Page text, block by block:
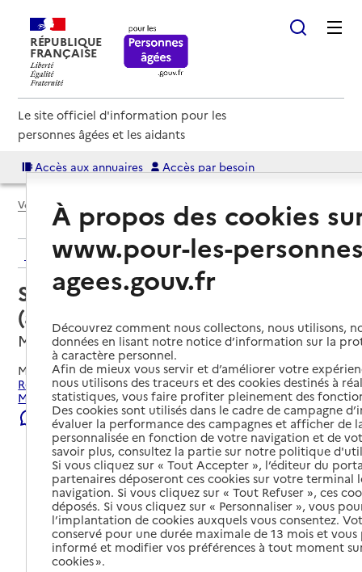
RÉPUBLIQUE
FRANÇAISE
Le site officiel d'information pour les
personnes âgées et les aidants
Accès aux annuaires Accès par besoin
Voir le fil d’Ariane
Retour aux résultats de l'annuaire
Service autonomie à domicile
(aide) – ADMR
Muntzenheim, HAUT-RHIN
Mis à jour le02/08/2026
Rechercher les établissements et services autour de
Muntzenheim.
Signaler une erreur
À propos des cookies
www.pour-les-
agees.gouv.fr
Découvrez comment nous collectons, nous utilisons,
données en lisant notre notice d’information sur la
à caractère personnel.
Afin de mieux vous servir et d’améliorer votre
nous utilisons des traceurs et des cookies destinés à
statistiques, vous faire profiter pleinement des
Des cookies sont utilisés dans le cadre de campagne
évaluer la performance des campagnes et afficher de
personnalisée en fonction de votre navigation et de
savoir plus, consultez la partie sur notre politique
Si vous cliquez sur « Tout Accepter », l’éditeur du
partenaires déposeront ces cookies sur votre terminal
navigation. Si vous cliquez sur « Tout Refuser », ces
déposés. Si vous cliquez sur « Personnaliser », vous
l’implantation de cookies auxquels vous consentez.
conservé pour une durée maximale de 13 mois et
informé et modifier vos préférences à tout moment
cookies ».